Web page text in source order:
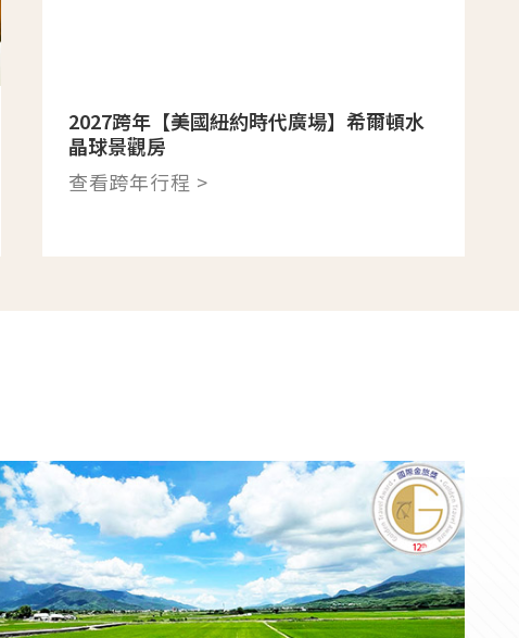
2027跨年【美國紐約時代廣場】希爾頓水
晶球景觀房
查看跨年行程 >